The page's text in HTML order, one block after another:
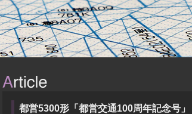
都営5300形「都営交通100周年記念号」